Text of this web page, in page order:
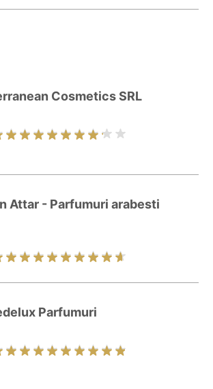
Cosmetics SRL
Attar - Parfumuri arabesti
Parfumuri